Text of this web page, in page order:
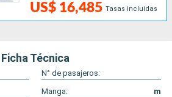
US$ 16,485 Tasas incluidas
Ficha Técnica
N° de pasajeros:
Manga:
m